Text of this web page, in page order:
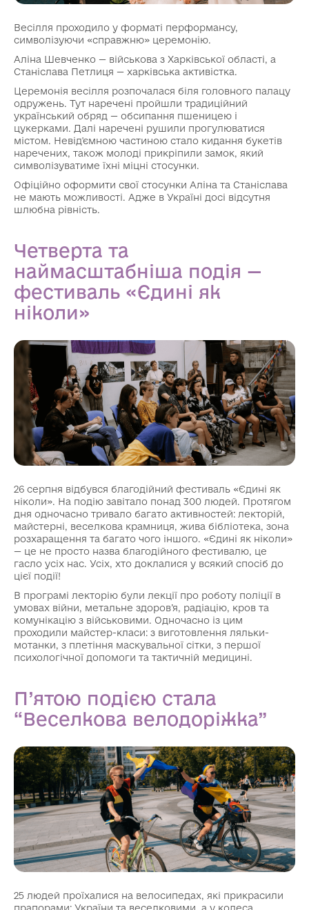
Весілля проходило у форматі перформансу,
символізуючи «справжню» церемонію.
Аліна Шевченко — військова з Харківської області, а
Станіслава Петлиця — харківська активістка.
Церемонія весілля розпочалася біля головного палацу
одружень. Тут наречені пройшли традиційний
український обряд — обсипання пшеницею і
цукерками. Далі наречені рушили прогулюватися
містом. Невід'ємною частиною стало кидання букетів
наречених, також молоді прикріпили замок, який
символізуватиме їхні міцні стосунки.
Офіційно оформити свої стосунки Аліна та Станіслава
не мають можливості. Адже в Україні досі відсутня
шлюбна рівність.
Четверта та
наймасштабніша подія —
фестиваль «Єдині як
ніколи»
26 серпня відбувся благодійний фестиваль «Єдині як
ніколи». На подію завітало понад 300 людей. Протягом
дня одночасно тривало багато активностей: лекторій,
майстерні, веселкова крамниця, жива бібліотека, зона
розхаращення та багато чого іншого. «Єдині як ніколи»
— це не просто назва благодійного фестивалю, це
гасло усіх нас. Усіх, хто доклалися у всякий спосіб до
цієї події!
В програмі лекторію були лекції про роботу поліції в
умовах війни, метальне здоров’я, радіацію, кров та
комунікацію з військовими. Одночасно із цим
проходили майстер-класи: з виготовлення ляльки-
мотанки, з плетіння маскувальної сітки, з першої
психологічної допомоги та тактичній медицині.
П’ятою подією стала
“Веселкова велодоріжка”
25 людей проїхалися на велосипедах, які прикрасили
прапорами: України та веселковими, а у колеса